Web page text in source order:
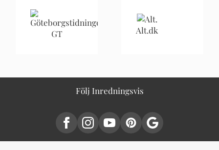
GT Alt.dk
Följ Inredningsvis